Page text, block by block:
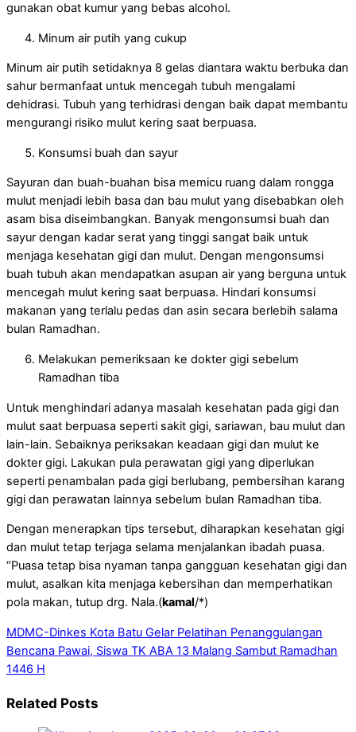
gunakan obat kumur yang bebas alcohol.
Minum air putih yang cukup
Minum air putih setidaknya 8 gelas diantara waktu berbuka dan
sahur bermanfaat untuk mencegah tubuh mengalami
dehidrasi. Tubuh yang terhidrasi dengan baik dapat membantu
mengurangi risiko mulut kering saat berpuasa.
Konsumsi buah dan sayur
Sayuran dan buah-buahan bisa memicu ruang dalam rongga
mulut menjadi lebih basa dan bau mulut yang disebabkan oleh
asam bisa diseimbangkan. Banyak mengonsumsi buah dan
sayur dengan kadar serat yang tinggi sangat baik untuk
menjaga kesehatan gigi dan mulut. Dengan mengonsumsi
buah tubuh akan mendapatkan asupan air yang berguna untuk
mencegah mulut kering saat berpuasa. Hindari konsumsi
makanan yang terlalu pedas dan asin secara berlebih salama
bulan Ramadhan.
Melakukan pemeriksaan ke dokter gigi sebelum
Ramadhan tiba
Untuk menghindari adanya masalah kesehatan pada gigi dan
mulut saat berpuasa seperti sakit gigi, sariawan, bau mulut dan
lain-lain. Sebaiknya periksakan keadaan gigi dan mulut ke
dokter gigi. Lakukan pula perawatan gigi yang diperlukan
seperti penambalan pada gigi berlubang, pembersihan karang
gigi dan perawatan lainnya sebelum bulan Ramadhan tiba.
Dengan menerapkan tips tersebut, diharapkan kesehatan gigi
dan mulut tetap terjaga selama menjalankan ibadah puasa.
“Puasa tetap bisa nyaman tanpa gangguan kesehatan gigi dan
mulut, asalkan kita menjaga kebersihan dan memperhatikan
pola makan, tutup drg. Nala.(kamal/*)
MDMC-Dinkes Kota Batu Gelar Pelatihan Penanggulangan
Bencana Pawai, Siswa TK ABA 13 Malang Sambut Ramadhan
1446 H
Related Posts